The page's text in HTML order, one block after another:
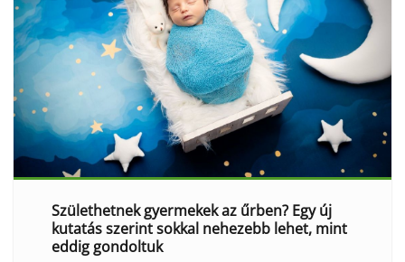
Születhetnek gyermekek az űrben? Egy új
kutatás szerint sokkal nehezebb lehet, mint
eddig gondoltuk